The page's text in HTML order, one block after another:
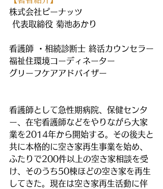
株式会社ピーナッツ
代表取締役 菊池あかり
看護師 ・相続診断士 終活カウンセラー
福祉住環境コーディネーター
グリーフケアアドバイザー
看護師として急性期病院、保健センタ
ー、在宅看護師などをやりながら大家
業を2014年から開始する。その後夫と
共に本格的に空き家再生事業を始め、
ふたりで200件以上の空き家相談を受
け、そのうち50棟ほどの空き家を再生
してきた。現在は空き家再生活動に伴